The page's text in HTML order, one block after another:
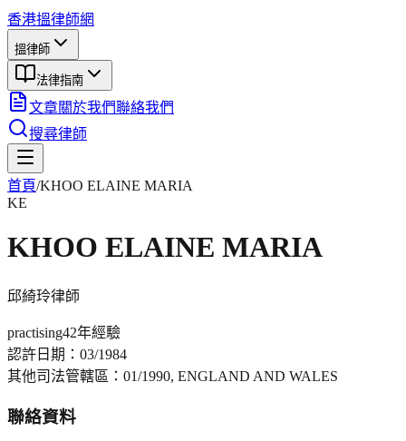
香港搵律師網
搵律師
法律指南
文章關於我們聯絡我們
搜尋律師
首頁/KHOO ELAINE MARIA
KE
KHOO ELAINE MARIA
邱綺玲律師
practising42年經驗
認許日期： 03/1984
其他司法管轄區： 01/1990, ENGLAND AND WALES
聯絡資料